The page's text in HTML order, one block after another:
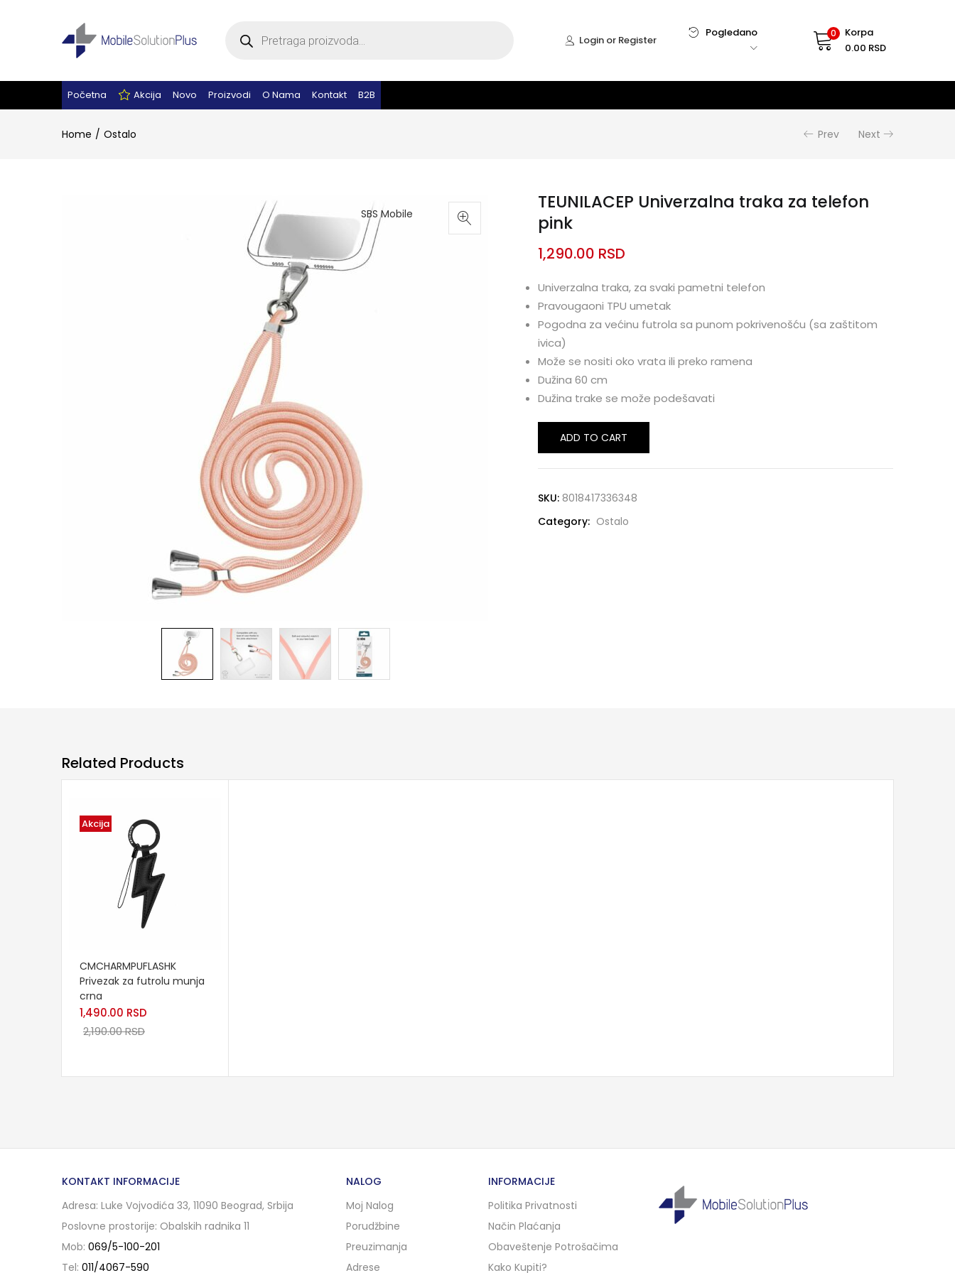
search Login or Register
Pogledano 0
Korpa
0.00 RSD
Početna Akcija Novo Proizvodi O Nama Kontakt B2B
Home Ostalo Prev Next
TEUNILACEP Univerzalna traka za telefon
pink
1,290.00 RSD
Univerzalna traka, za svaki pametni telefon
Pravougaoni TPU umetak
Pogodna za većinu futrola sa punom pokrivenošću (sa zaštitom
ivica)
Može se nositi oko vrata ili preko ramena
Dužina 60 cm
Dužina trake se može podešavati
ADD TO CART
SKU: 8018417336348
Category: Ostalo
SBS Mobile
Related Products
Akcija
CMCHARMPUFLASHK
Privezak za futrolu munja
crna
1,490.00 RSD
2,190.00RSD
KONTAKT INFORMACIJE
Adresa: Luke Vojvodića 33, 11090 Beograd, Srbija
Poslovne prostorije: Obalskih radnika 11
Mob: 069/5-100-201
Tel: 011/4067-590
NALOG
Moj Nalog
Porudžbine
Preuzimanja
Adrese
INFORMACIJE
Politika Privatnosti
Način Plaćanja
Obaveštenje Potrošačima
Kako Kupiti?